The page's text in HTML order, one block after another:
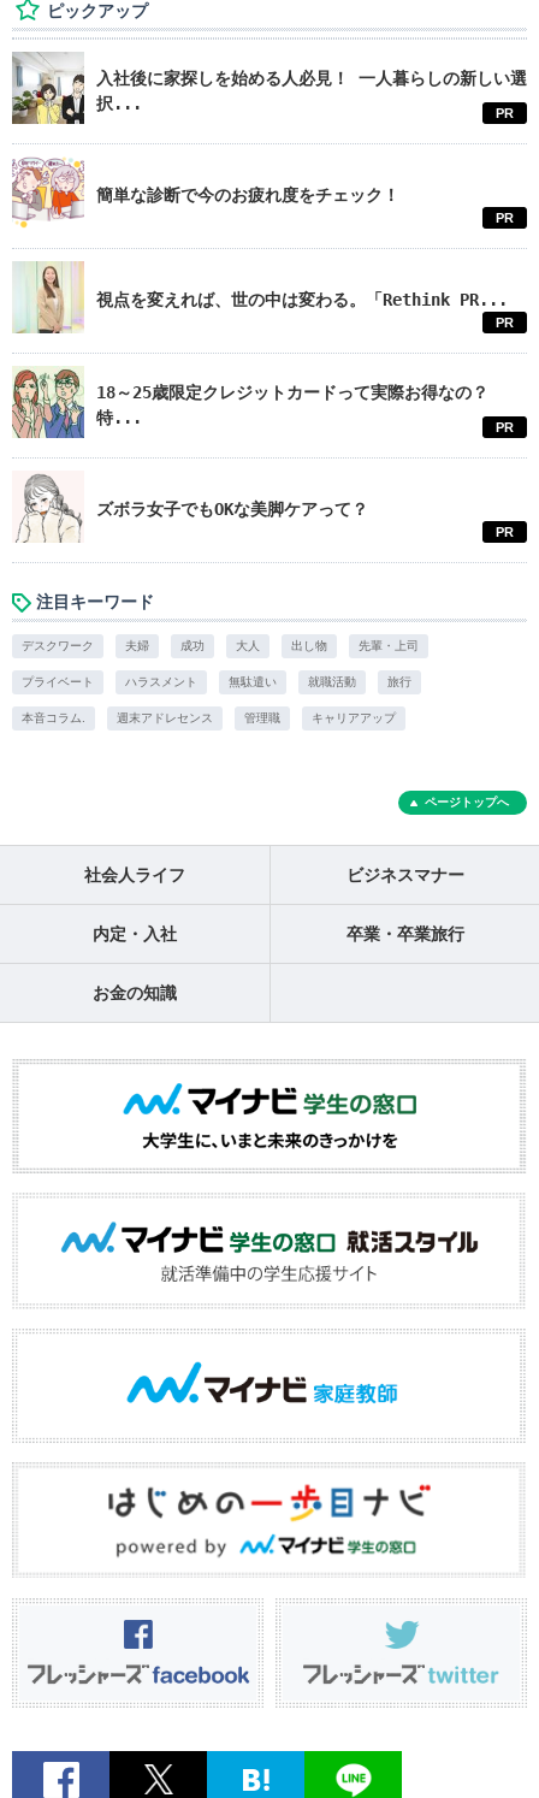
ピックアップ
入社後に家探しを始める人必見！ 一人暮らしの新しい選
択...
PR
簡単な診断で今のお疲れ度をチェック！
PR
視点を変えれば、世の中は変わる。「Rethink PR...
PR
18～25歳限定クレジットカードって実際お得なの？
特...
PR
ズボラ女子でもOKな美脚ケアって？
PR
注目キーワード
デスクワーク 夫婦 成功 大人 出し物 先輩・上司
プライベート ハラスメント 無駄遣い 就職活動 旅行
本音コラム. 週末アドレセンス 管理職 キャリアアップ
ページトップへ
社会人ライフ ビジネスマナー
内定・入社 卒業・卒業旅行
お金の知識